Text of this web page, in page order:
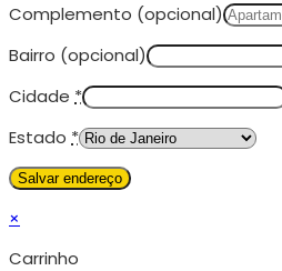
Complemento (opcional)
Bairro (opcional)
Cidade *
Estado *
×
Carrinho